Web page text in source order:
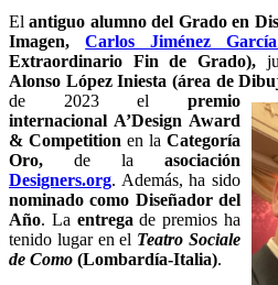
Elantiguo alumno del Grado en
Imagen,Carlos Jiménez
Extraordinario Fin de Grado),
Alonso López Iniesta (área de
de 2023 el premio
internacional A’Design Award
& Competition en la Categoría
Oro, de la asociación
Designers.org. Además, ha sido
nominado como Diseñador del
Año. La entrega de premios ha
tenido lugar en el Teatro Sociale
de Como (Lombardía-Italia).